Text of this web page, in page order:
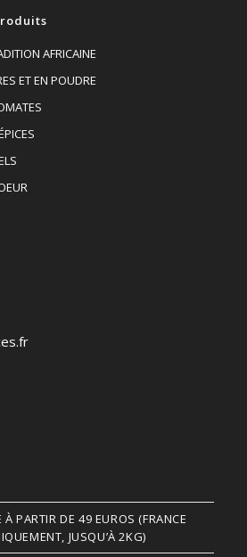
AFRICAINE
ET EN POUDRE
PARTIR DE 49 EUROS (FRANCE
JUSQU’À 2KG)